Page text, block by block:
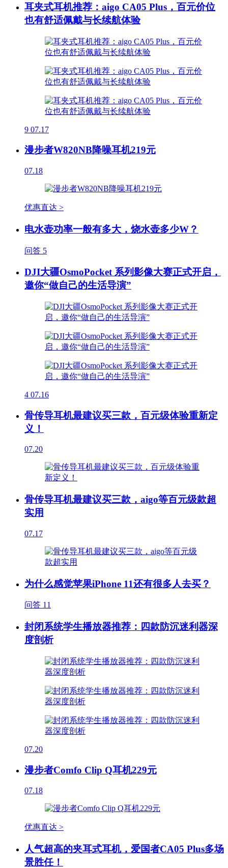
耳夹式耳机推荐：aigo CA05 Plus，百元价位
也有舒适佩戴与长续航体验
9 07.17
漫步者W820NB降噪耳机219元
07.18
优惠直达 >
电水壶功率一般有多大，烧水壶多少W？
问答 5
DJI大疆OsmoPocket 系列影像大赛正式开启，
邀你“做自己的生活导演”
4 07.16
骨传导耳机最建议买三款，百元级体验重新定
义！
07.20
骨传导耳机最建议买三款，aigo等百元级款超
实用
07.17
为什么感觉苹果iPhone 11还有很多人去买？
问答 11
封闭系统学生播放器推荐：四款防沉迷利器深
度剖析
07.20
漫步者Comfo Clip Q耳机229元
07.18
优惠直达 >
人气超高的夹耳式耳机，爱国者CA05 Plus多场
景胜任！